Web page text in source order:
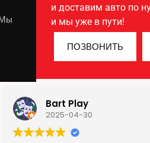
и доставим авто по
и мы уже в пути!
ПОЗВОНИТЬ
Igor Mashkin
2025-04-29